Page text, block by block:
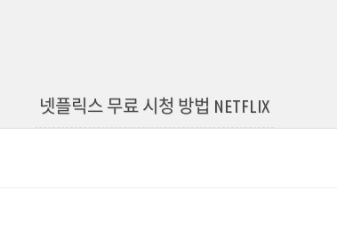
넷플릭스 무료 시청 방법 NETFLIX